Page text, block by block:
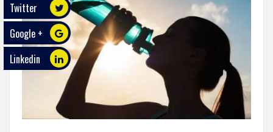
ECO
PLAY
TRABAJOS
DE
INVESTIGACIÓN
PROVINCIAS
Twitter
Google +
Linkedin